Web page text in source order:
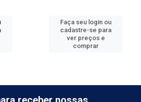
Faça seu login ou
cadastre-se para
ver preços e
comprar